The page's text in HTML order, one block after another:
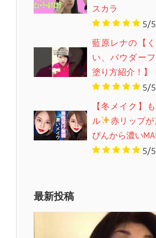
スカラ
5/5
藍原レナの【
い、パウダー
塗り方紹介！】
5/5
【冬メイク】
ル
赤リップ
ぴんから濃い
5/5
最新投稿